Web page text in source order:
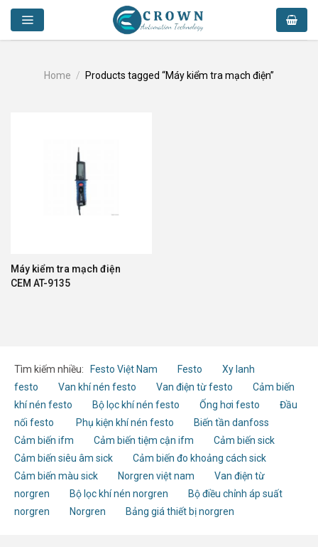
Skip
content
Home / Products tagged “Máy kiểm tra mạch điện”
Máy kiểm tra mạch điện
CEM AT-9135
Tìm kiếm nhiều: Festo Việt Nam Festo
Xy lanh
festo
Van khí nén festo Van điện từ festo
Cảm biến
khí nén festo
Bộ lọc khí nén festo Ống hơi festo
Đầu
nối festo
Phụ kiện khí nén festo
Biến tần danfoss
Cảm biến ifm
Cảm biến tiệm cận ifm
Cảm biến sick
Cảm biến siêu âm sick
Cảm biến đo khoảng cách sick
Cảm biến màu sick
Norgren việt nam
Van điện từ
norgren
Bộ lọc khí nén norgren
Bộ điều chỉnh áp suất
norgren
Norgren Bảng giá thiết bị norgren